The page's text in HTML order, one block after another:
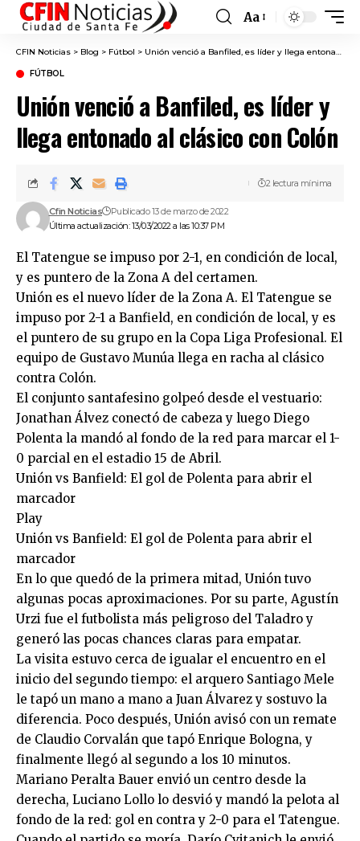
Font
Resizer
Aa
CFIN Noticias > Blog > Fútbol > Unión venció a Banfiled, es líder y llega entonado al clásico con Colón
FÚTBOL
Unión venció a Banfiled, es líder y
llega entonado al clásico con Colón
Última actualización: 13/03/2022 a las 10:37 PM
Cfin Noticias Publicado 13 de marzo de 2022
2 lectura mínima
El Tatengue se impuso por 2-1, en condición de local,
y es puntero de la Zona A del certamen.
Unión es el nuevo líder de la Zona A. El Tatengue se
impuso por 2-1 a Banfield, en condición de local, y es
el puntero de su grupo en la Copa Liga Profesional. El
equipo de Gustavo Munúa llega en racha al clásico
contra Colón.
El conjunto santafesino golpeó desde el vestuario:
Jonathan Álvez conectó de cabeza y luego Diego
Polenta la mandó al fondo de la red para marcar el 1-
0 parcial en el estadio 15 de Abril.
Unión vs Banfield: El gol de Polenta para abrir el
marcador
Play
Unión vs Banfield: El gol de Polenta para abrir el
marcador
En lo que quedó de la primera mitad, Unión tuvo
algunas pocas aproximaciones. Por su parte, Agustín
Urzi fue el futbolista más peligroso del Taladro y
generó las pocas chances claras para empatar.
La visita estuvo cerca de igualar el encuentro en el
inicio del segundo tiempo: el arquero Santiago Mele
le tapó un mano a mano a Juan Álvarez y sostuvo la
diferencia. Poco después, Unión avisó con un remate
de Claudio Corvalán que tapó Enrique Bologna, y
finalmente llegó al segundo a los 10 minutos.
Mariano Peralta Bauer envió un centro desde la
derecha, Luciano Lollo lo desvió y mandó la pelota al
fondo de la red: gol en contra y 2-0 para el Tatengue.